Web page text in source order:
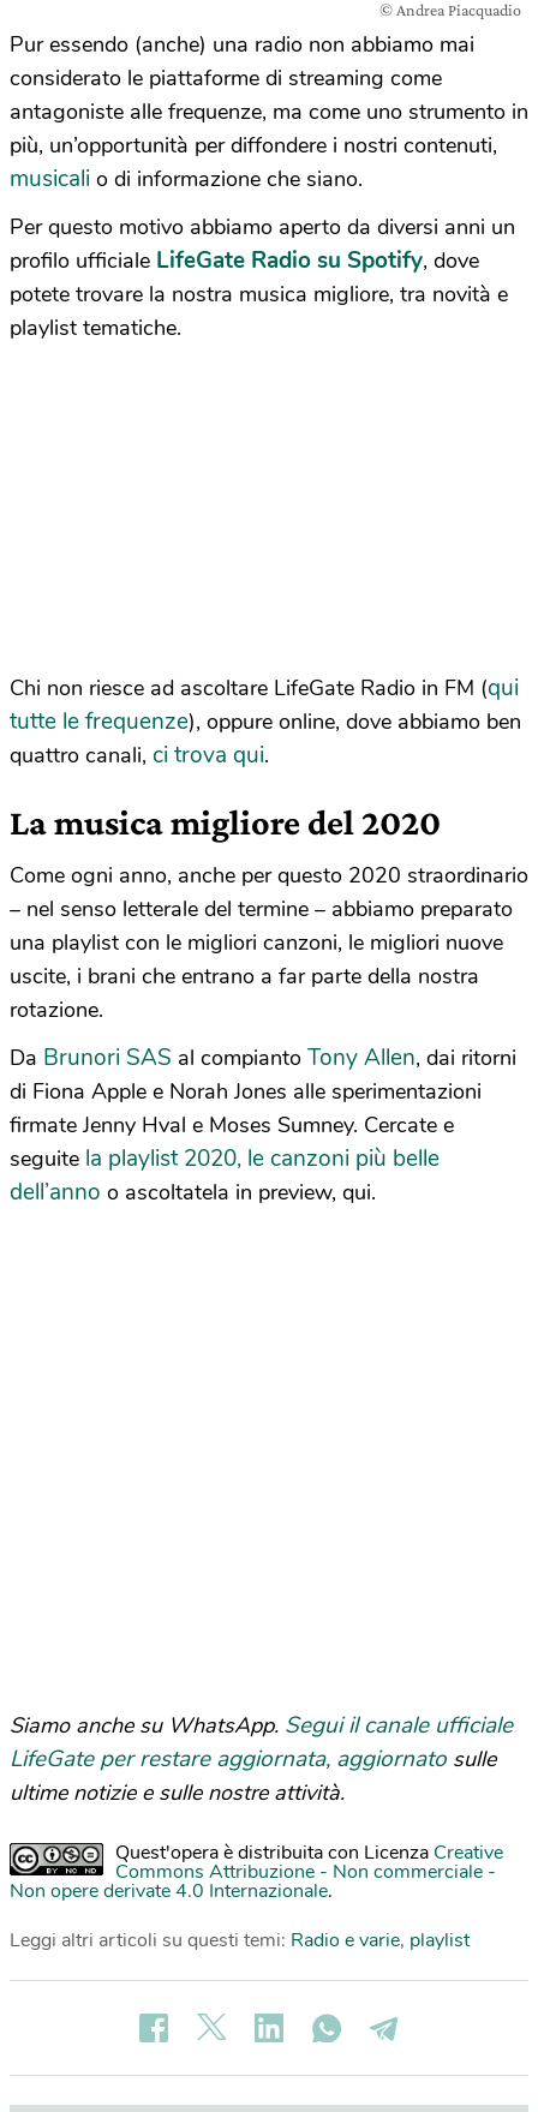
© Andrea Piacquadio
Pur essendo (anche) una radio non abbiamo mai
considerato le piattaforme di streaming come
antagoniste alle frequenze, ma come uno strumento in
più, un’opportunità per diffondere i nostri contenuti,
musicali o di informazione che siano.
Per questo motivo abbiamo aperto da diversi anni un
profilo ufficiale LifeGate Radio su Spotify, dove
potete trovare la nostra musica migliore, tra novità e
playlist tematiche.
Chi non riesce ad ascoltare LifeGate Radio in FM (qui
tutte le frequenze), oppure online, dove abbiamo ben
quattro canali, ci trova qui.
La musica migliore del 2020
Come ogni anno, anche per questo 2020 straordinario
– nel senso letterale del termine – abbiamo preparato
una playlist con le migliori canzoni, le migliori nuove
uscite, i brani che entrano a far parte della nostra
rotazione.
Da Brunori SAS al compianto Tony Allen, dai ritorni
di Fiona Apple e Norah Jones alle sperimentazioni
firmate Jenny Hval e Moses Sumney. Cercate e
seguite la playlist 2020, le canzoni più belle
dell’anno o ascoltatela in preview, qui.
Siamo anche su WhatsApp. Segui il canale ufficiale
LifeGate per restare aggiornata, aggiornato sulle
ultime notizie e sulle nostre attività.
Quest'opera è distribuita con Licenza Creative
Commons Attribuzione - Non commerciale -
Non opere derivate 4.0 Internazionale.
Leggi altri articoli su questi temi: Radio e varie, playlist